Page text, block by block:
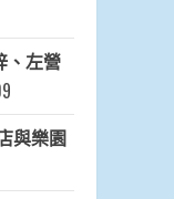
、左營
與樂園